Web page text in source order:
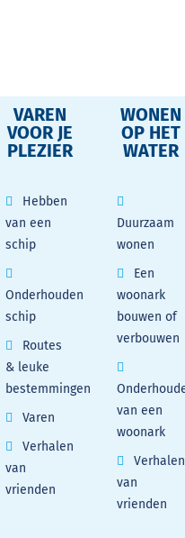
VAREN
VOOR JE
PLEZIER
Hebben
van een
schip
Onderhouden
schip
Routes
& leuke
bestemmingen
Varen
Verhalen
van
vrienden
WONEN
OP HET
WATER
Duurzaam
wonen
Een
woonark
bouwen of
verbouwen
van een
woonark
Verhalen
van
vrienden